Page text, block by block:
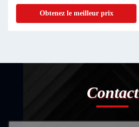
Obtenez le meilleur prix
Contact